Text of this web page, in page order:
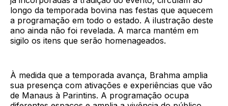
longo da temporada bovina nas festas que aquecem
a programação em todo o estado. A ilustração deste
ano ainda não foi revelada. A marca mantém em
sigilo os itens que serão homenageados.
À medida que a temporada avança, Brahma amplia
sua presença com ativações e experiências que vão
de Manaus à Parintins. A programação ocupa